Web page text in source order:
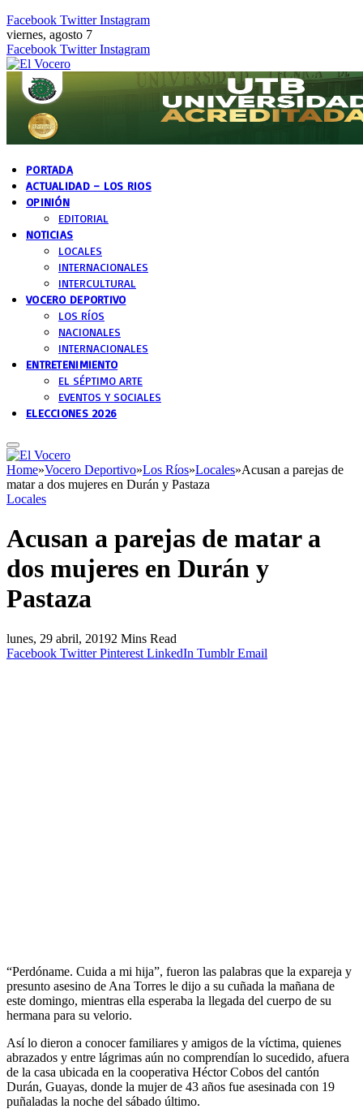
Facebook Twitter Instagram
viernes, agosto 7
Facebook Twitter Instagram
PORTADA
ACTUALIDAD – LOS RIOS
OPINIÓN
EDITORIAL
NOTICIAS
LOCALES
INTERNACIONALES
INTERCULTURAL
VOCERO DEPORTIVO
LOS RÍOS
NACIONALES
INTERNACIONALES
ENTRETENIMIENTO
EL SÉPTIMO ARTE
EVENTOS Y SOCIALES
ELECCIONES 2026
Home»Vocero Deportivo»Los Ríos»Locales»Acusan a parejas de
matar a dos mujeres en Durán y Pastaza
Locales
Acusan a parejas de matar a
dos mujeres en Durán y
Pastaza
lunes, 29 abril, 20192 Mins Read
Facebook Twitter Pinterest LinkedIn Tumblr Email
“Perdóname. Cuida a mi hija”, fueron las palabras que la expareja y
presunto asesino de Ana Torres le dijo a su cuñada la mañana de
este domingo, mientras ella esperaba la llegada del cuerpo de su
hermana para su velorio.
Así lo dieron a conocer familiares y amigos de la víctima, quienes
abrazados y entre lágrimas aún no comprendían lo sucedido, afuera
de la casa ubicada en la cooperativa Héctor Cobos del cantón
Durán, Guayas, donde la mujer de 43 años fue asesinada con 19
puñaladas la noche del sábado último.